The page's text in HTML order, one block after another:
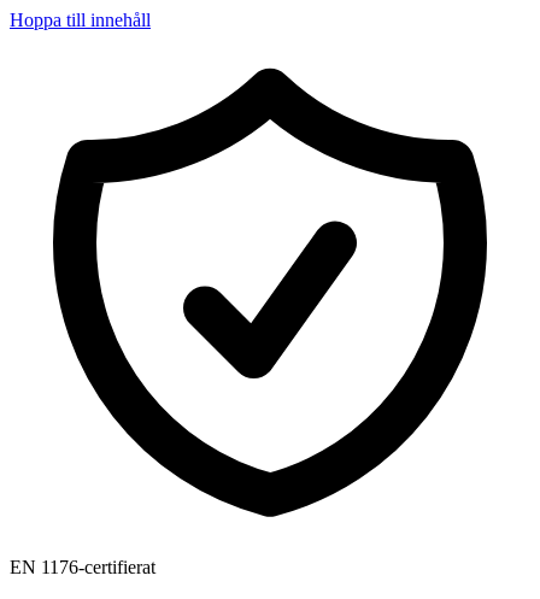
Hoppa till innehåll
EN 1176-certifierat